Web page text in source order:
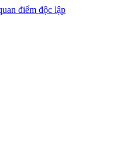
điểm độc lập